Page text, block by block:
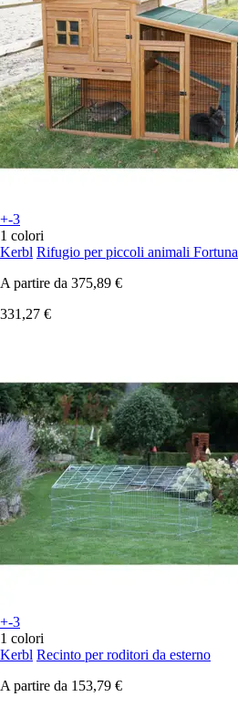
+-3
1 colori
Kerbl Rifugio per piccoli animali Fortuna
A partire da 375,89 €
331,27 €
+-3
1 colori
Kerbl Recinto per roditori da esterno
A partire da 153,79 €